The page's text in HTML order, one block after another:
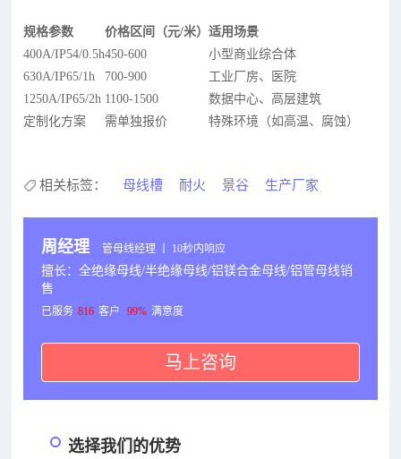
规格参数 价格区间（元/米）适用场景
400A/IP54/0.5h450-600
小型商业综合体
630A/IP65/1h
700-900
工业厂房、医院
1250A/IP65/2h 1100-1500
数据中心、高层建筑
定制化方案
需单独报价 特殊环境（如高温、腐蚀）
相关标签： 母线槽 耐火 景谷 生产厂家
周经理 管母线经理 丨 10秒内响应
擅长：全绝缘母线/半绝缘母线/铝镁合金母线/铝管母线销
售
已服务 816 客户 99% 满意度
马上咨询
选择我们的优势